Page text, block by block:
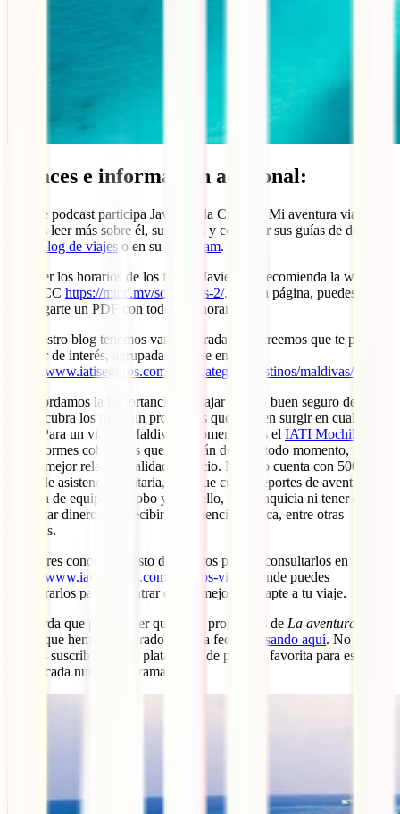
Enlaces e información adicional:
En este podcast participa Javier de la Cruz, de Mi aventura viajando.
Puedes leer más sobre él, sus viajes y consultar sus guías de destinos
su blog de viajes o en su Instagram.
Para ver los horarios de los ferrys, Javier nos recomienda la web de
la MTCC https://mtcc.mv/schedules-2/. En esa página, puedes
descargarte un PDF con todos los horarios.
En nuestro blog tenemos varias entradas que creemos que te pueden
resultar de interés, agrupadas en este enlace:
https://www.iatiseguros.com/blog/category/destinos/maldivas/
Te recordamos la importancia de viajar con un buen seguro de viajes
que te cubra los mil y un problemas que pueden surgir en cualquier
viaje. Para un viaje a Maldivas recomendamos el IATI Mochilero
con enormes coberturas que cuidarán de ti en todo momento, pero
con la mejor relación calidad – precio. No solo cuenta con 500.000
euros de asistencia sanitaria, sino que cubre deportes de aventura,
pérdida de equipaje o robo y todo ello, sin franquicia ni tener que
adelantar dinero para recibir la asistencia médica, entre otras
ventajas.
Si quieres conocer el resto de seguros puedes consultarlos en
https://www.iatiseguros.com/seguros-viaje/
donde puedes
compararlos para encontrar el que mejor se adapte a tu viaje.
Recuerda que puedes ver qué otros programas de La aventura de
que hemos preparado hasta la fecha pulsando aquí. No
olvides suscribirte en tu plataforma de podcast favorita para estar al
día de cada nuevo programa.